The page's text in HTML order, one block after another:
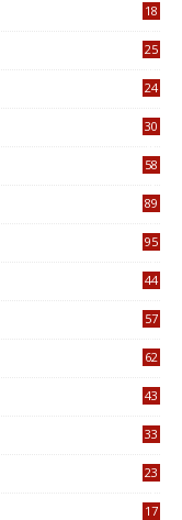
18
25
24
30
58
89
95
44
57
62
43
33
23
17